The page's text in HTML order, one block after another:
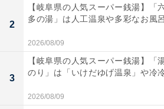
※プラン・部屋により価格は変動
チェックイン・チェックアウト
チェックイン：15:00
チェックアウト：10:00
※プランにより時間が異なる可能性
2
【岐阜県の人気スーパー銭湯】「
多の湯」は人工温泉や多彩なお風
2026/08/09
3
【岐阜県の人気スーパー銭湯】「
のり」は「いけだゆげ温泉」や冷
2026/08/09